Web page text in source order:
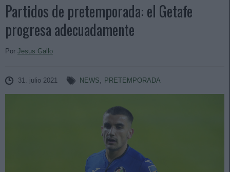
Partidos de pretemporada: el Getafe
progresa adecuadamente
Por Jesus Gallo
31. julio 2021 NEWS, PRETEMPORADA